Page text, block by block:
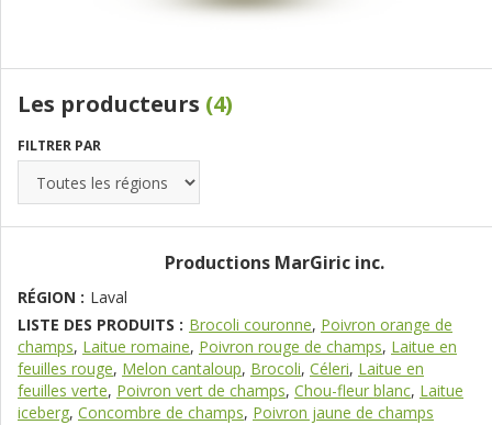
Les producteurs (4)
FILTRER PAR
Productions MarGiric inc.
RÉGION : Laval
LISTE DES PRODUITS : Brocoli couronne, Poivron orange de
champs, Laitue romaine, Poivron rouge de champs, Laitue en
feuilles rouge, Melon cantaloup, Brocoli, Céleri, Laitue en
feuilles verte, Poivron vert de champs, Chou-fleur blanc, Laitue
iceberg, Concombre de champs, Poivron jaune de champs